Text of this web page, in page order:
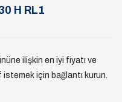
H RL1
ilişkin en iyi fiyatı ve
için bağlantı kurun.